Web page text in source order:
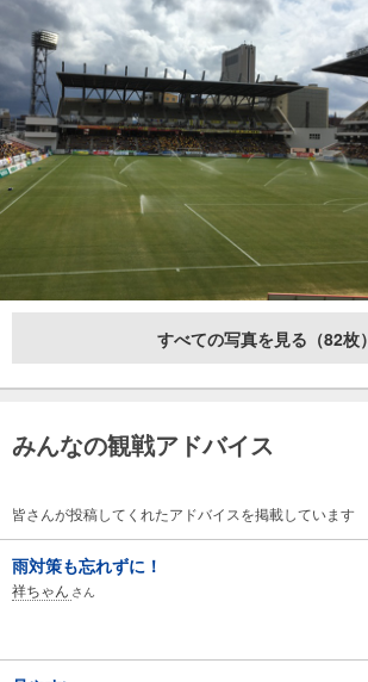
すべての写真を見る（82枚）
みんなの観戦アドバイス
皆さんが投稿してくれたアドバイスを掲載しています
雨対策も忘れずに！
祥ちゃん さん